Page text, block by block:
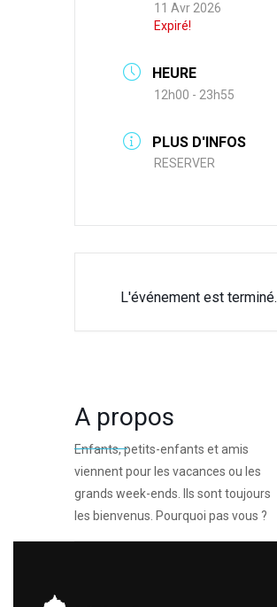
11 Avr 2026
Expiré!
HEURE
12h00 - 23h55
PLUS D'INFOS
RESERVER
L'événement est terminé.
A propos
Enfants, petits-enfants et amis
viennent pour les vacances ou les
grands week-ends. Ils sont toujours
les bienvenus. Pourquoi pas vous ?